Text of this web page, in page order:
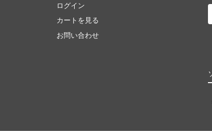
ログイン
カートを見る
お問い合わせ